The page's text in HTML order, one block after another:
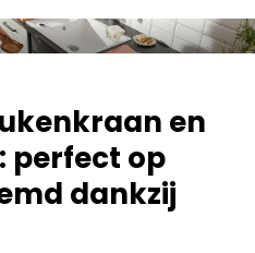
, en badkamerbranche
en
perfect op
dankzij